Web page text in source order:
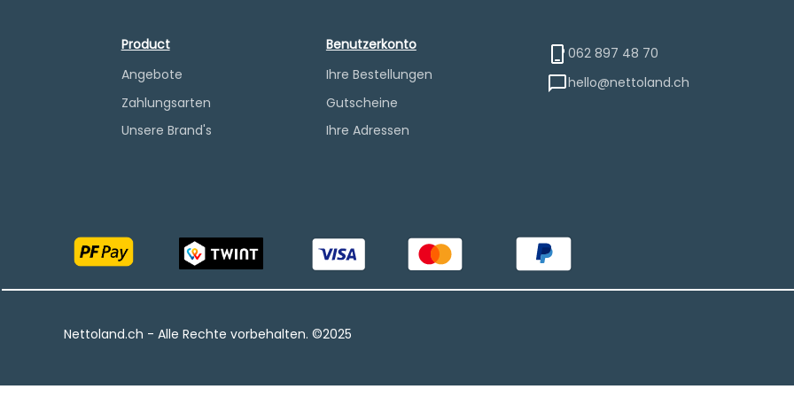
Product
Angebote
Zahlungsarten
Unsere Brand's
Benutzerkonto
Ihre Bestellungen
Gutscheine
Ihre Adressen
062 897 48 70
hello@nettoland.ch
Nettoland.ch - Alle Rechte vorbehalten.​ ©2025